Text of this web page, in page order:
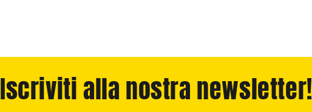
Iscriviti alla nostra newsletter!